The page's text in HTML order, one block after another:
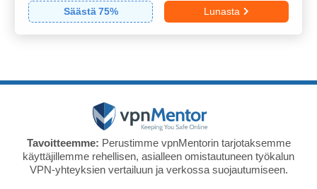
Säästä 75% Lunasta
Tavoitteemme: Perustimme vpnMentorin tarjotaksemme
käyttäjillemme rehellisen, asialleen omistautuneen työkalun
VPN-yhteyksien vertailuun ja verkossa suojautumiseen.